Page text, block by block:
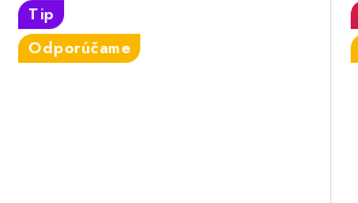
Tip
Odporúčame